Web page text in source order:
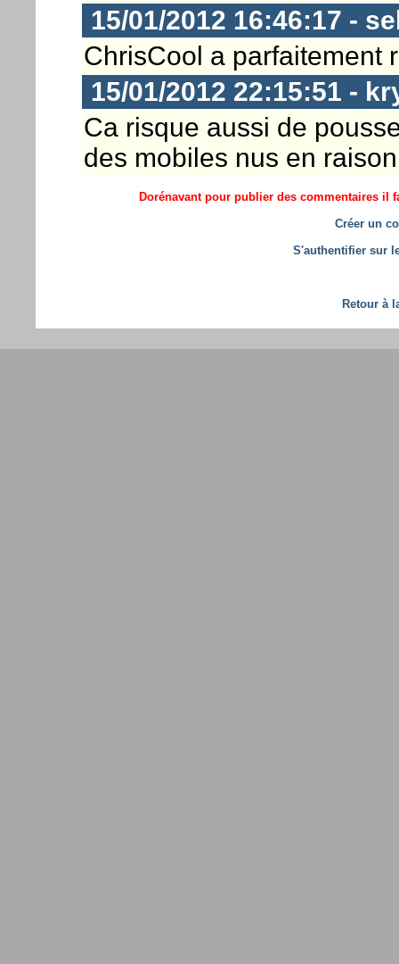
15/01/2012 16:46:17 -
ChrisCool a parfaitement
15/01/2012 22:15:51 -
Ca risque aussi de
des mobiles nus en
Dorénavant pour publier des commentaires il
Créer un
S'authentifier sur
Retour à